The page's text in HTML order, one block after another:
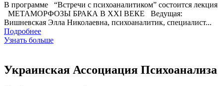
В программе “Встречи с психоаналитиком” состоится лекция
МЕТАМОРФОЗЫ БРАКА В XXI ВЕКЕ Ведущая:
Вишневская Элла Николаевна, психоаналитик, специалист...
Подробнее
Узнать больше
Украинская Ассоциация Психоанализа